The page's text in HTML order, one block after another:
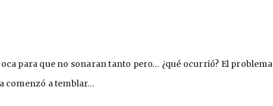
para que no sonaran tanto pero… ¿qué ocurrió? El problema
comenzó a temblar…